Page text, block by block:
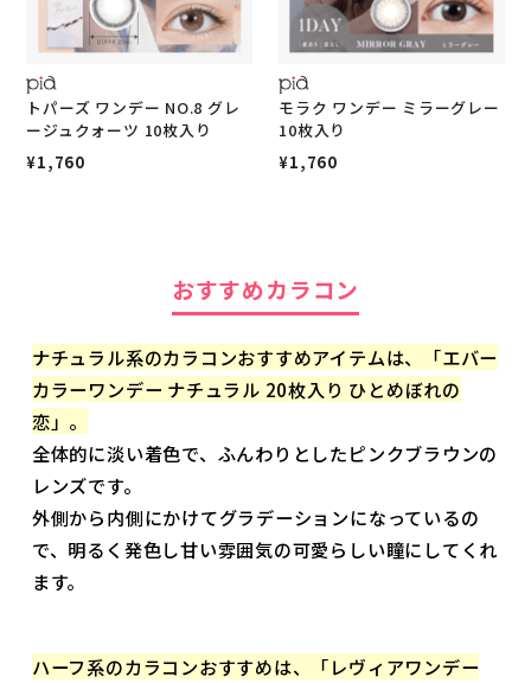
トパーズ ワンデー NO.8 グレ
ージュクォーツ 10枚入り
¥1,760
モラク ワンデー ミラーグレー
10枚入り
¥1,760
おすすめカラコン
ナチュラル系のカラコンおすすめアイテムは、「エバー
カラーワンデー ナチュラル 20枚入り ひとめぼれの
恋」。
全体的に淡い着色で、ふんわりとしたピンクブラウンの
レンズです。
外側から内側にかけてグラデーションになっているの
で、明るく発色し甘い雰囲気の可愛らしい瞳にしてくれ
ます。
ハーフ系のカラコンおすすめは、「レヴィアワンデー